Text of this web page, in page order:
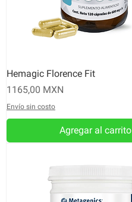
Hemagic Florence Fit
Precio
1165,00 MXN
Envío sin costo
Agregar al carrito